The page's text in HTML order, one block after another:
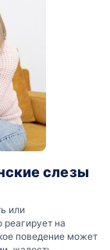
слезы
или
на
поведение может